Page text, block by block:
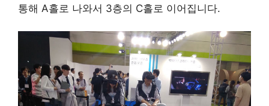
통해 A홀로 나와서 3층의 C홀로 이어집니다.